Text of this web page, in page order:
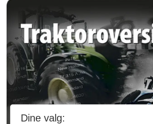
Dine valg: